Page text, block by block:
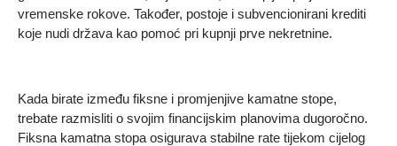
vremenske rokove. Također, postoje i subvencionirani krediti
koje nudi država kao pomoć pri kupnji prve nekretnine.
Kada birate između fiksne i promjenjive kamatne stope,
trebate razmisliti o svojim financijskim planovima dugoročno.
Fiksna kamatna stopa osigurava stabilne rate tijekom cijelog